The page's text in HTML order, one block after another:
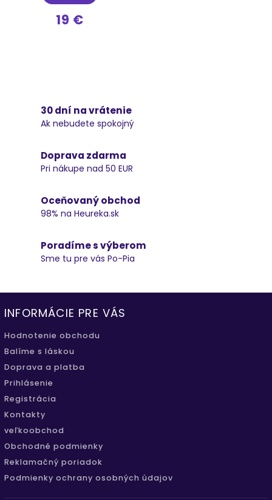
19 €
30 dní na vrátenie
Ak nebudete spokojný
Doprava zdarma
Pri nákupe nad 50 EUR
Oceňovaný obchod
98% na Heureka.sk
Poradíme s výberom
Sme tu pre vás Po-Pia
INFORMÁCIE PRE VÁS
Hodnotenie obchodu
Balíme s láskou
Doprava a platba
Prihlásenie
Registrácia
Kontakty
veľkoobchod
Obchodné podmienky
Reklamačný poriadok
Podmienky ochrany osobných údajov